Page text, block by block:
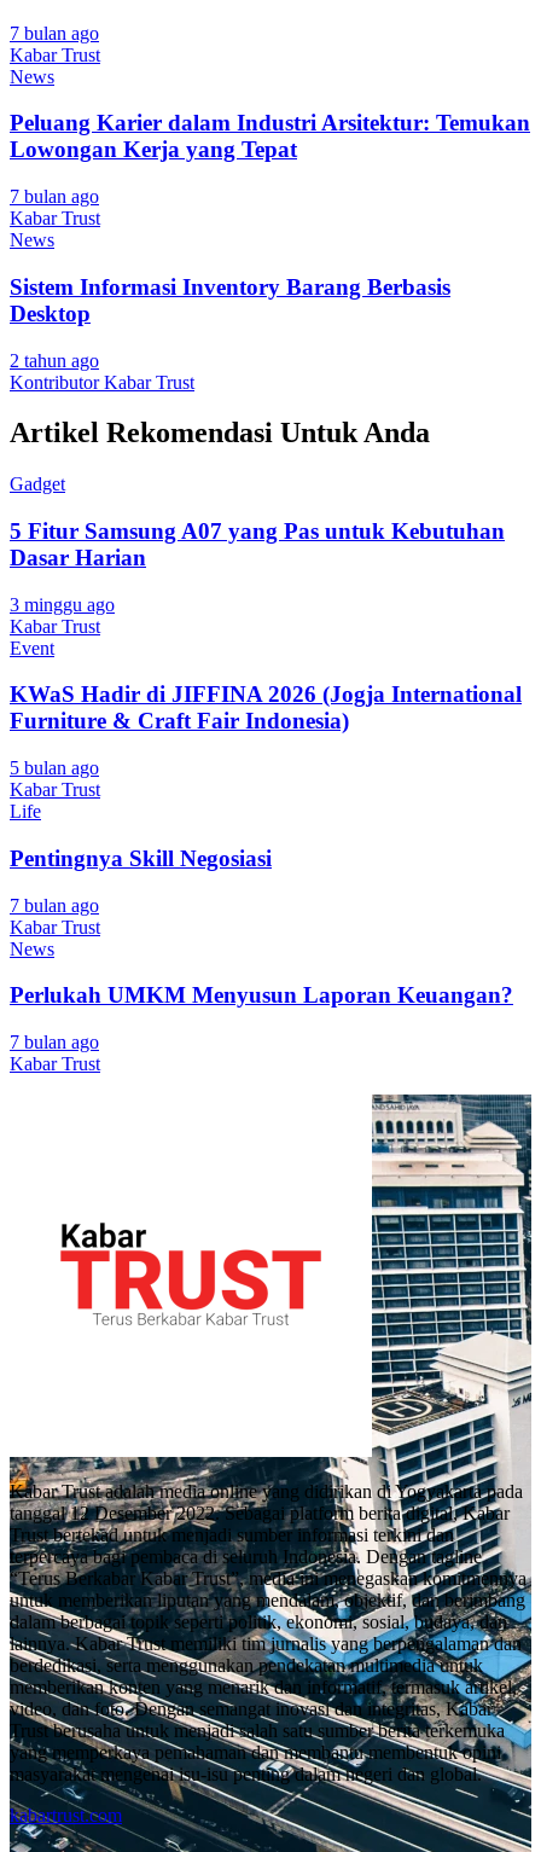
7 bulan ago
Kabar Trust
News
Peluang Karier dalam Industri Arsitektur: Temukan
Lowongan Kerja yang Tepat
7 bulan ago
Kabar Trust
News
Sistem Informasi Inventory Barang Berbasis
Desktop
2 tahun ago
Kontributor Kabar Trust
Artikel Rekomendasi Untuk Anda
Gadget
5 Fitur Samsung A07 yang Pas untuk Kebutuhan
Dasar Harian
3 minggu ago
Kabar Trust
Event
KWaS Hadir di JIFFINA 2026 (Jogja International
Furniture & Craft Fair Indonesia)
5 bulan ago
Kabar Trust
Life
Pentingnya Skill Negosiasi
7 bulan ago
Kabar Trust
News
Perlukah UMKM Menyusun Laporan Keuangan?
7 bulan ago
Kabar Trust
Kabar Trust adalah media online yang didirikan di Yogyakarta pada
tanggal 12 Desember 2022. Sebagai platform berita digital, Kabar
Trust bertekad untuk menjadi sumber informasi terkini dan
terpercaya bagi pembaca di seluruh Indonesia. Dengan tagline
“Terus Berkabar Kabar Trust”, media ini menegaskan komitmennya
untuk memberikan liputan yang mendalam, objektif, dan berimbang
dalam berbagai topik seperti politik, ekonomi, sosial, budaya, dan
lainnya. Kabar Trust memiliki tim jurnalis yang berpengalaman dan
berdedikasi, serta menggunakan pendekatan multimedia untuk
memberikan konten yang menarik dan informatif, termasuk artikel,
video, dan foto. Dengan semangat inovasi dan integritas, Kabar
Trust berusaha untuk menjadi salah satu sumber berita terkemuka
yang memperkaya pemahaman dan membantu membentuk opini
masyarakat mengenai isu-isu penting dalam negeri dan global.
kabartrust.com